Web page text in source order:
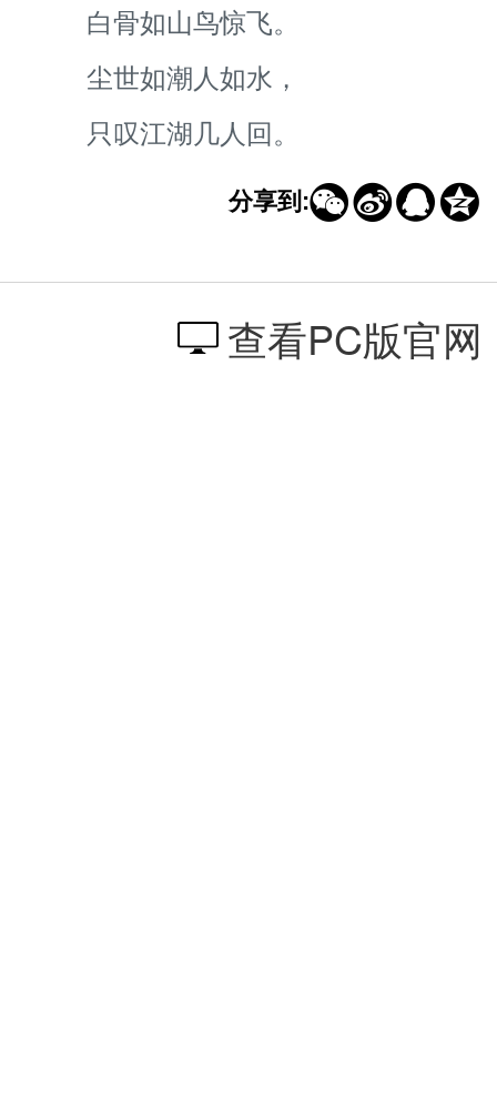
白骨如山鸟惊飞。
尘世如潮人如水，
只叹江湖几人回。
分享到:
查看PC版官网